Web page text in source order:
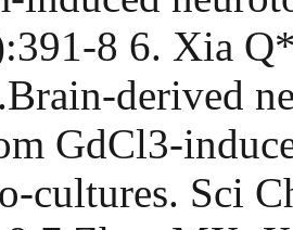
8 6. Xia
derived
GdCl3-
cultures. Sci